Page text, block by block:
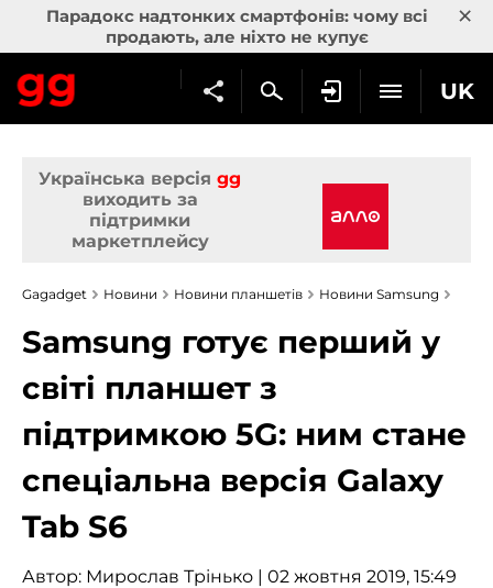
Парадокс надтонких смартфонів: чому всі
продають, але ніхто не купує
×
UK
Українська версія gg
виходить за
підтримки
маркетплейсу
Gagadget Новини Новини планшетів Новини Samsung
Samsung готує перший у
світі планшет з
підтримкою 5G: ним стане
спеціальна версія Galaxy
Tab S6
Автор: Мирослав Трінько | 02 жовтня 2019, 15:49